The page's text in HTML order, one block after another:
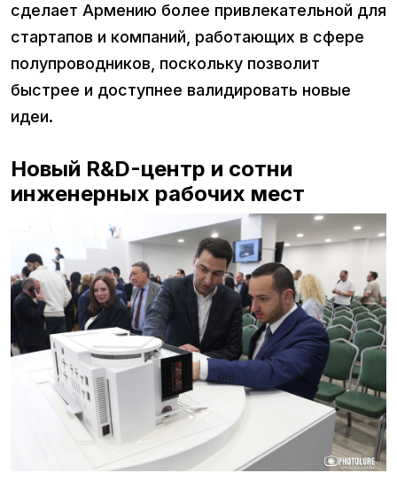
сделает Армению более привлекательной для
стартапов и компаний, работающих в сфере
полупроводников, поскольку позволит
быстрее и доступнее валидировать новые
идеи.
Новый R&D-центр и сотни
инженерных рабочих мест